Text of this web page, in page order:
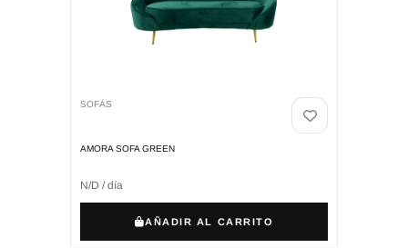
SOFÁS
AMORA SOFA GREEN
N/D / día
AÑADIR AL CARRITO